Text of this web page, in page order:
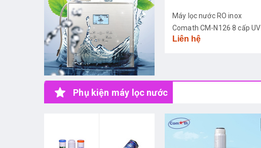
Máy lọc nước RO inox
Comath CM-N126 8 cấp UV
diệt khuẩn
Liên hệ
Phụ kiện máy lọc nước